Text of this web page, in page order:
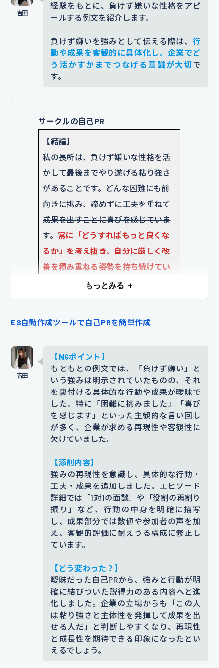
経験をもとに、負けず嫌いな性格をアピ
ールする例文を紹介します。
負けず嫌いを強みとして伝える際は、行
動や成果を客観的に具体化し、企業でど
う活かすかまでつなげる意識が大切で
す。
サークルの自己PR
【結論】
私の長所は、負けず嫌いな性格を活
かして最後までやり遂げる粘り強さ
があることです。 どんな困難にも前
向きに挑み、諦めずに工夫を重ねて
成果を出すことに喜びを感じていま
す。常に「どうすればもっと良くな
るか」を考え抜き、自分に厳しく改
善を積み重ねる姿勢を持ち続けてい
いため、「自分に厳しく改善を積み重ねる」とい
【エピソード】
大学のサークル活動で、毎年恒例の
新入生歓迎イベントの運営リーダー
に立候補した際、企画の進行やメン
バーの調整で大きな壁に直面しまし
経験者からも「今年は厳しいかもし
れない」と言われる状況でした。 例
年よりも準備期間が2週間ほど短縮さ
れる中、実行委員の間でも不安の声
が多く、リーダーとして高い調整力
が求められる状況でした。
添削コメント｜「厳しいかもしれない」は客観性
に乏しい表現です。代わりに「準備期間が短縮さ
れた」「不安の声が多かった」といった状況を明
示することで、就活生自身が直面した困難を明確
に伝えられています。
【エピソード詳細】
私は成功させるべく、過去のイベン
もっとみる ＋
ES自動作成ツールで自己PRを簡単作成
【NGポイント】
もともとの例文では、「負けず嫌い」と
いう強みは明示されていたものの、それ
を裏付ける具体的な行動や成果が曖昧で
した。特に「困難に挑みました」「喜び
を感じます」といった主観的な言い回し
が多く、企業が求める再現性や客観性に
欠けていました。
【添削内容】
強みの再現性を意識し、具体的な行動・
工夫・成果を追加しました。エピソード
詳細では「1対1の面談」や「役割の再割り
振り」など、行動の中身を明確に描写
し、成果部分では数値や参加者の声を加
え、客観的評価に耐えうる構成に修正し
ています。
【どう変わった？】
曖昧だった自己PRから、強みと行動が明
確に結びついた説得力のある内容へと進
化しました。企業の立場からも「この人
は粘り強さと主体性を発揮して成果を出
せる人だ」と判断しやすくなり、再現性
と成長性を期待できる印象になったとい
えるでしょう。